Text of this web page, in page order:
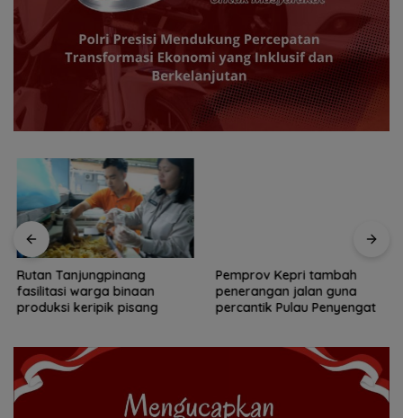
Rutan Tanjungpinang
fasilitasi warga binaan
produksi keripik pisang
Pemprov Kepri tambah
penerangan jalan guna
percantik Pulau Penyengat